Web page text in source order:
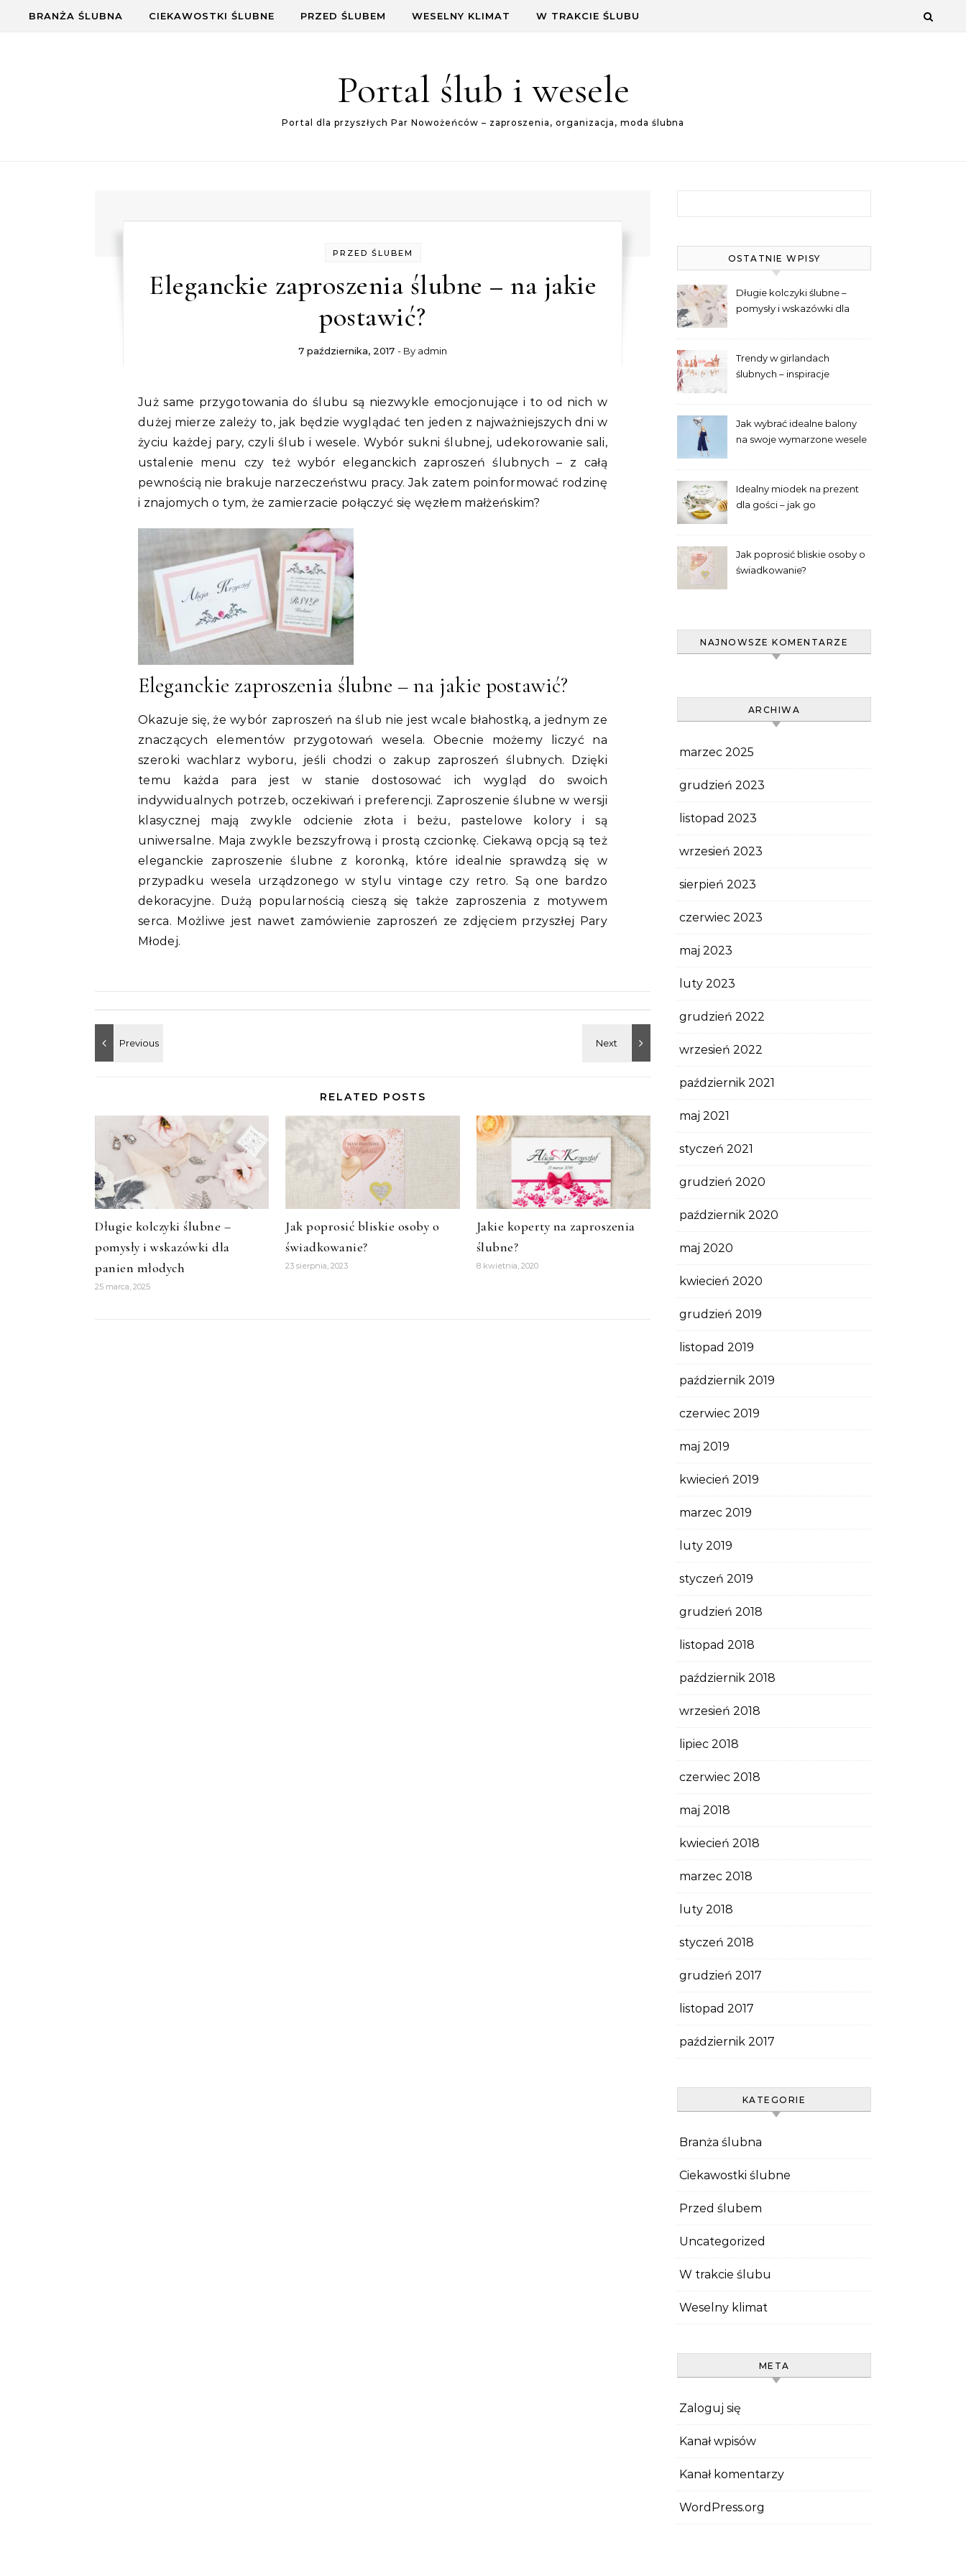
Skip to content
BRANŻA ŚLUBNA CIEKAWOSTKI ŚLUBNE PRZED ŚLUBEM WESELNY KLIMAT W TRAKCIE ŚLUBU
Portal ślub i wesele
Portal dla przyszłych Par Nowożeńców – zaproszenia, organizacja, moda ślubna
PRZED ŚLUBEM
Eleganckie zaproszenia ślubne – na jakie
postawić?
7 października, 2017 - By admin
Już same przygotowania do ślubu są niezwykle emocjonujące i to od nich w
dużej mierze zależy to, jak będzie wyglądać ten jeden z najważniejszych dni w
życiu każdej pary, czyli ślub i wesele. Wybór sukni ślubnej, udekorowanie sali,
ustalenie menu czy też wybór eleganckich zaproszeń ślubnych – z całą
pewnością nie brakuje narzeczeństwu pracy. Jak zatem poinformować rodzinę
i znajomych o tym, że zamierzacie połączyć się węzłem małżeńskim?
Eleganckie zaproszenia ślubne – na jakie postawić?
Okazuje się, że wybór zaproszeń na ślub nie jest wcale błahostką, a jednym ze
znaczących elementów przygotowań wesela. Obecnie możemy liczyć na
szeroki wachlarz wyboru, jeśli chodzi o zakup zaproszeń ślubnych. Dzięki
temu każda para jest w stanie dostosować ich wygląd do swoich
indywidualnych potrzeb, oczekiwań i preferencji. Zaproszenie ślubne w wersji
klasycznej mają zwykle odcienie złota i beżu, pastelowe kolory i są
uniwersalne. Maja zwykle bezszyfrową i prostą czcionkę. Ciekawą opcją są też
eleganckie zaproszenie ślubne z koronką, które idealnie sprawdzą się w
przypadku wesela urządzonego w stylu vintage czy retro. Są one bardzo
dekoracyjne. Dużą popularnością cieszą się także zaproszenia z motywem
serca. Możliwe jest nawet zamówienie zaproszeń ze zdjęciem przyszłej Pary
Młodej.
RELATED POSTS
Długie kolczyki ślubne –
pomysły i wskazówki dla
panien młodych
25 marca, 2025
Jak poprosić bliskie osoby o
świadkowanie?
23 sierpnia, 2023
Jakie koperty na zaproszenia
ślubne?
8 kwietnia, 2020
OSTATNIE WPISY
Długie kolczyki ślubne –
pomysły i wskazówki dla
Trendy w girlandach
ślubnych – inspiracje
Jak wybrać idealne balony
na swoje wymarzone wesele
Idealny miodek na prezent
dla gości – jak go
Jak poprosić bliskie osoby o
świadkowanie?
NAJNOWSZE KOMENTARZE
ARCHIWA
marzec 2025
grudzień 2023
listopad 2023
wrzesień 2023
sierpień 2023
czerwiec 2023
maj 2023
luty 2023
grudzień 2022
wrzesień 2022
październik 2021
maj 2021
styczeń 2021
grudzień 2020
październik 2020
maj 2020
kwiecień 2020
grudzień 2019
listopad 2019
październik 2019
czerwiec 2019
maj 2019
kwiecień 2019
marzec 2019
luty 2019
styczeń 2019
grudzień 2018
listopad 2018
październik 2018
wrzesień 2018
lipiec 2018
czerwiec 2018
maj 2018
kwiecień 2018
marzec 2018
luty 2018
styczeń 2018
grudzień 2017
listopad 2017
październik 2017
KATEGORIE
Branża ślubna
Ciekawostki ślubne
Przed ślubem
Uncategorized
W trakcie ślubu
Weselny klimat
META
Zaloguj się
Kanał wpisów
Kanał komentarzy
WordPress.org